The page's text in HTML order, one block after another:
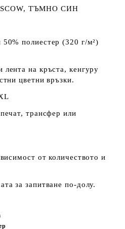
ТЪМНО СИН
полиестер (320 г/м²)
на кръста, кенгуру
цветни връзки.
трансфер или
от количеството и
за запитване по-долу.